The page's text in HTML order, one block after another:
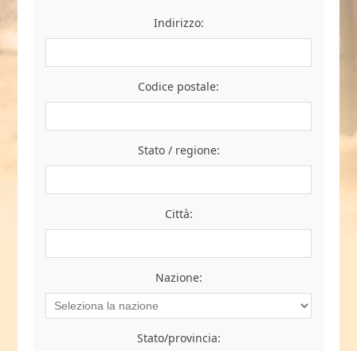
Indirizzo:
Codice postale:
Stato / regione:
Città:
Nazione:
Stato/provincia: